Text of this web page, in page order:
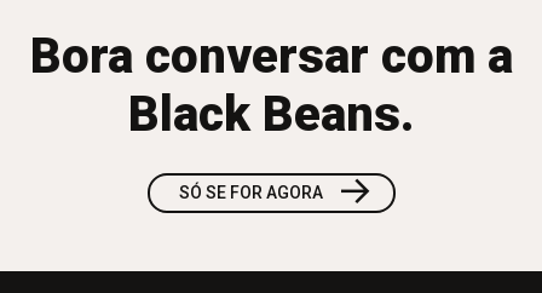
Bora conversar com a
Black Beans.
SÓ SE FOR AGORA →